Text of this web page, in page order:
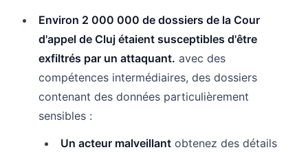
Environ 2 000 000 de dossiers de la Cour
d'appel de Cluj étaient susceptibles d'être
exfiltrés par un attaquant. avec des
compétences intermédiaires, des dossiers
contenant des données particulièrement
sensibles :
Un acteur malveillant obtenez des détails